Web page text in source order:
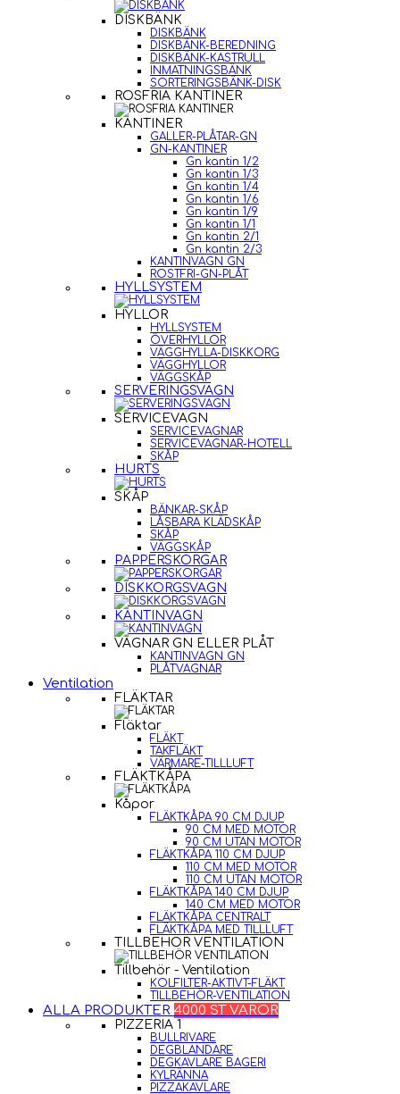
DISKBÄNK
DISKBÄNK
DISKBÄNK-BEREDNING
DISKBÄNK-KASTRULL
INMATNINGSBÄNK
SORTERINGSBÄNK-DISK
ROSFRIA KANTINER
KANTINER
GALLER-PLÅTAR-GN
GN-KANTINER
Gn kantin 1/2
Gn kantin 1/3
Gn kantin 1/4
Gn kantin 1/6
Gn kantin 1/9
Gn kantin 1/1
Gn kantin 2/1
Gn kantin 2/3
KANTINVAGN GN
ROSTFRI-GN-PLÅT
HYLLSYSTEM
HYLLOR
HYLLSYSTEM
ÖVERHYLLOR
VÄGGHYLLA-DISKKORG
VÄGGHYLLOR
VÄGGSKÅP
SERVERINGSVAGN
SERVICEVAGN
SERVICEVAGNAR
SERVICEVAGNAR-HOTELL
SKÅP
HURTS
SKÅP
BÄNKAR-SKÅP
LÅSBARA KLÄDSKÅP
SKÅP
VÄGGSKÅP
PAPPERSKORGAR
DISKKORGSVAGN
KANTINVAGN
VAGNAR GN ELLER PLÅT
KANTINVAGN GN
PLÅTVAGNAR
Ventilation
FLÄKTAR
Fläktar
FLÄKT
TAKFLÄKT
VÄRMARE-TILLLUFT
FLÄKTKÅPA
Kåpor
FLÄKTKÅPA 90 CM DJUP
90 CM MED MOTOR
90 CM UTAN MOTOR
FLÄKTKÅPA 110 CM DJUP
110 CM MED MOTOR
110 CM UTAN MOTOR
FLÄKTKÅPA 140 CM DJUP
140 CM MED MOTOR
FLÄKTKÅPA CENTRALT
FLÄKTKÅPA MED TILLLUFT
TILLBEHÖR VENTILATION
Tillbehör - Ventilation
KOLFILTER-AKTIVT-FLÄKT
TILLBEHÖR-VENTILATION
ALLA PRODUKTER 4000 ST VAROR
PIZZERIA 1
BULLRIVARE
DEGBLANDARE
DEGKAVLARE BAGERI
KYLRÄNNA
PIZZAKAVLARE